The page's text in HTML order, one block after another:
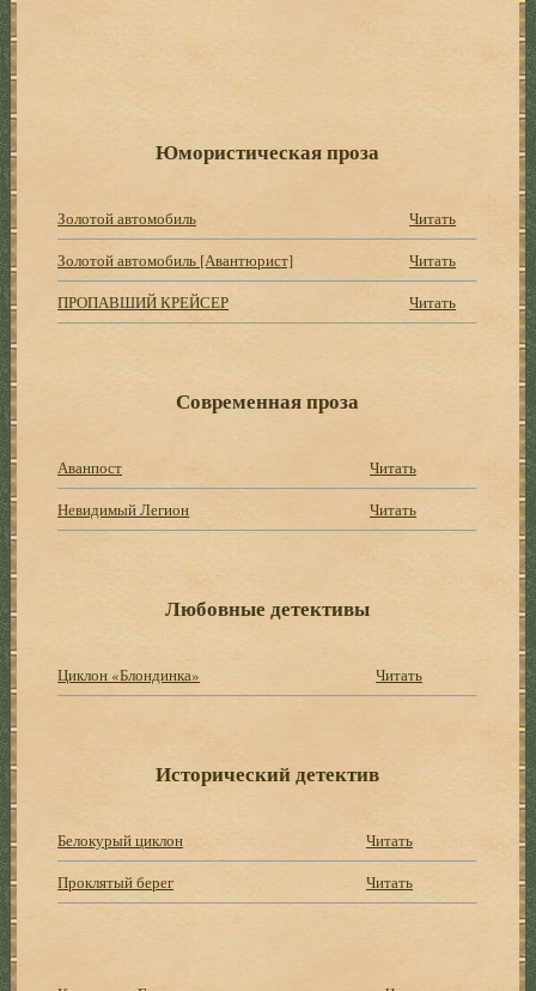
Юмористическая проза
Золотой автомобиль
Читать
Золотой автомобиль [Авантюрист]
Читать
ПРОПАВШИЙ КРЕЙСЕР
Читать
Современная проза
Аванпост
Читать
Невидимый Легион
Читать
Любовные детективы
Циклон «Блондинка» Читать
Исторический детектив
Белокурый циклон
Читать
Проклятый берег
Читать